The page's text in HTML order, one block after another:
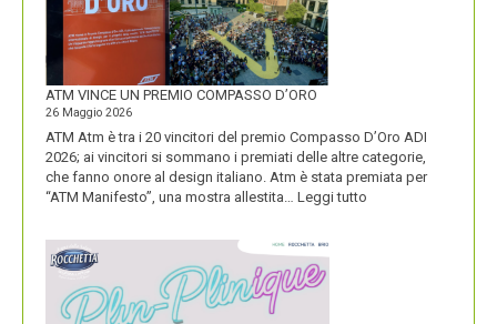
SUA
IDENTITÀ
FORTE
ATM VINCE UN PREMIO COMPASSO D’ORO
26 Maggio 2026
ATM Atm è tra i 20 vincitori del premio Compasso D’Oro ADI
2026; ai vincitori si sommano i premiati delle altre categorie,
che fanno onore al design italiano. Atm è stata premiata per
“ATM Manifesto”, una mostra allestita… Leggi tutto